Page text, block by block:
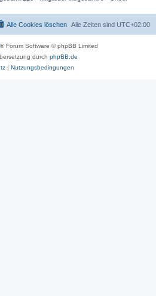
Alle Zeiten sind UTC+02:00
Alle Cookies löschen
® Forum Software © phpBB Limited
durch phpBB.de
| Nutzungsbedingungen